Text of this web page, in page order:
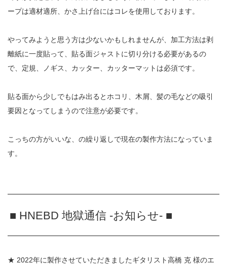
ープは適材適所、かさ上げ台にはコレを使用しております。
やってみようと思う方は少ないかもしれませんが、加工方法は剥
離紙に一度貼って、貼る面ジャストに切り分ける必要があるの
で、定規、ノギス、カッター、カッターマットは必須です。
貼る面から少しでもはみ出るとホコリ、木屑、髪の毛などの吸引
要因となってしまうので注意が必要です。
こっちの方がいいな、の繰り返しで現在の製作方法になっていま
す。
■ HNEBD 地獄通信 -お知らせ- ■
★ 2022年に製作させていただきましたギタリスト高橋 克 様のエ